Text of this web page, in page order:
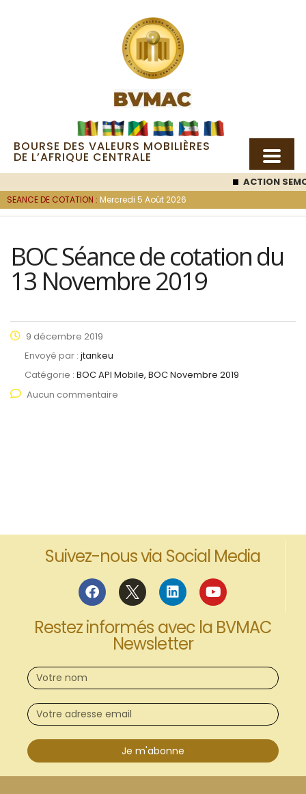
BOURSE DES VALEURS MOBILIÈRES
DE L’AFRIQUE CENTRALE
ACTION SEMC
SEANCE DE COTATION : Mercredi 5 Août 2026
BOC Séance de cotation du
13 Novembre 2019
9 décembre 2019
Envoyé par : jtankeu
Catégorie : BOC API Mobile, BOC Novembre 2019
Aucun commentaire
Suivez-nous via Social Media
Restez informés avec la BVMAC
Newsletter
Je m'abonne